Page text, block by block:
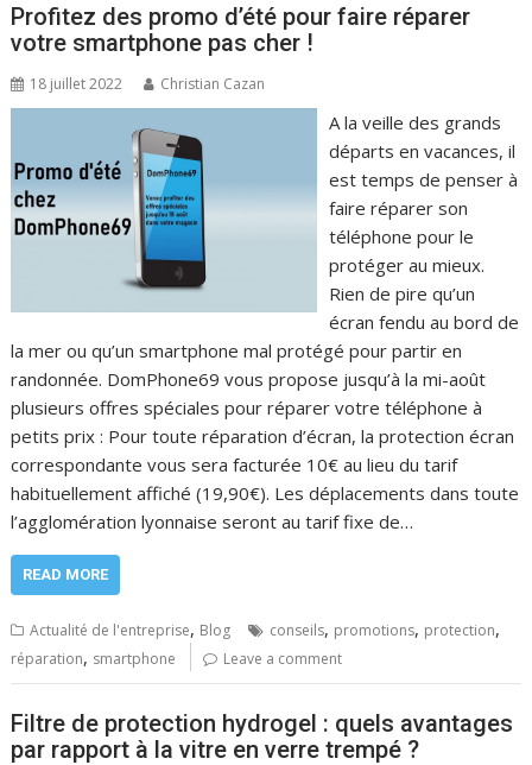
Profitez des promo d’été pour faire réparer
votre smartphone pas cher !
18 juillet 2022 Christian Cazan
A la veille des grands
départs en vacances, il
est temps de penser à
faire réparer son
téléphone pour le
protéger au mieux.
Rien de pire qu’un
écran fendu au bord de
la mer ou qu’un smartphone mal protégé pour partir en
randonnée. DomPhone69 vous propose jusqu’à la mi-août
plusieurs offres spéciales pour réparer votre téléphone à
petits prix : Pour toute réparation d’écran, la protection écran
correspondante vous sera facturée 10€ au lieu du tarif
habituellement affiché (19,90€). Les déplacements dans toute
l’agglomération lyonnaise seront au tarif fixe de…
READ MORE
Actualité de l'entreprise, Blog conseils, promotions, protection,
réparation, smartphone Leave a comment
Filtre de protection hydrogel : quels avantages
par rapport à la vitre en verre trempé ?